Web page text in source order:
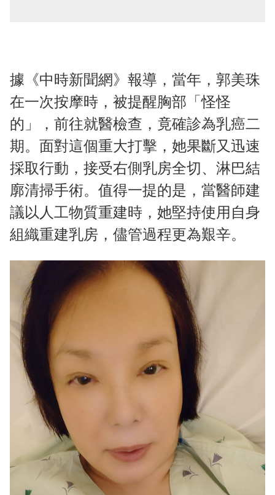
據《中時新聞網》報導，當年，郭美珠
在一次按摩時，被提醒胸部「怪怪
的」，前往就醫檢查，竟確診為乳癌二
期。面對這個重大打擊，她果斷又迅速
採取行動，接受右側乳房全切、淋巴結
廓清掃手術。值得一提的是，當醫師建
議以人工物質重建時，她堅持使用自身
組織重建乳房，儘管過程更為艱辛。